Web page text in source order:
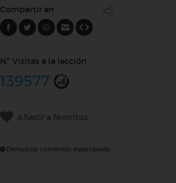
Compartir en
Nº Visitas a la lección
139577
Añadir a favoritos
Denunciar contenido inapropiado